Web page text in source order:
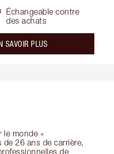
Échangeable contre
des achats
SAVOIR PLUSabout the
le monde »
26 ans de carrière,
de